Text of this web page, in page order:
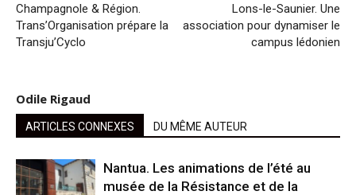
Champagnole & Région.
Trans’Organisation prépare la
Transju’Cyclo
Lons-le-Saunier. Une
association pour dynamiser le
campus lédonien
Odile Rigaud
ARTICLES CONNEXES DU MÊME AUTEUR
Nantua. Les animations de l’été au
musée de la Résistance et de la